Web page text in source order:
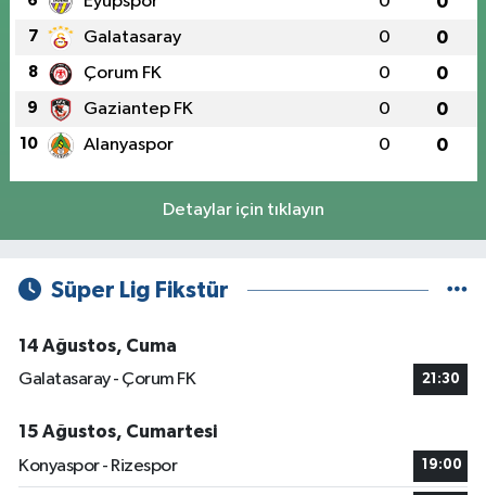
7 Galatasaray 0 0
8 Çorum FK 0 0
9 Gaziantep FK 0 0
10 Alanyaspor 0 0
Detaylar için tıklayın
Süper Lig Fikstür
14 Ağustos, Cuma
Galatasaray - Çorum FK
21:30
15 Ağustos, Cumartesi
Konyaspor - Rizespor
19:00